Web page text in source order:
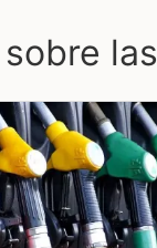
las